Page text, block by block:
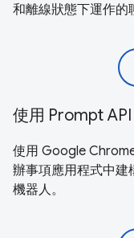
和離線狀態下運作的
使用 Prompt
使用 Google
辦事項應用程式中建
機器人。